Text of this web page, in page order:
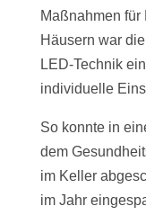
Maßnahmen
Häusern war
LED-Technik
individuelle
So konnte in
dem
im Keller
im Jahr